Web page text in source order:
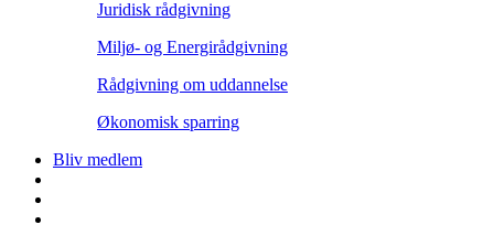
Juridisk rådgivning
Miljø- og Energirådgivning
Rådgivning om uddannelse
Økonomisk sparring
Bliv medlem